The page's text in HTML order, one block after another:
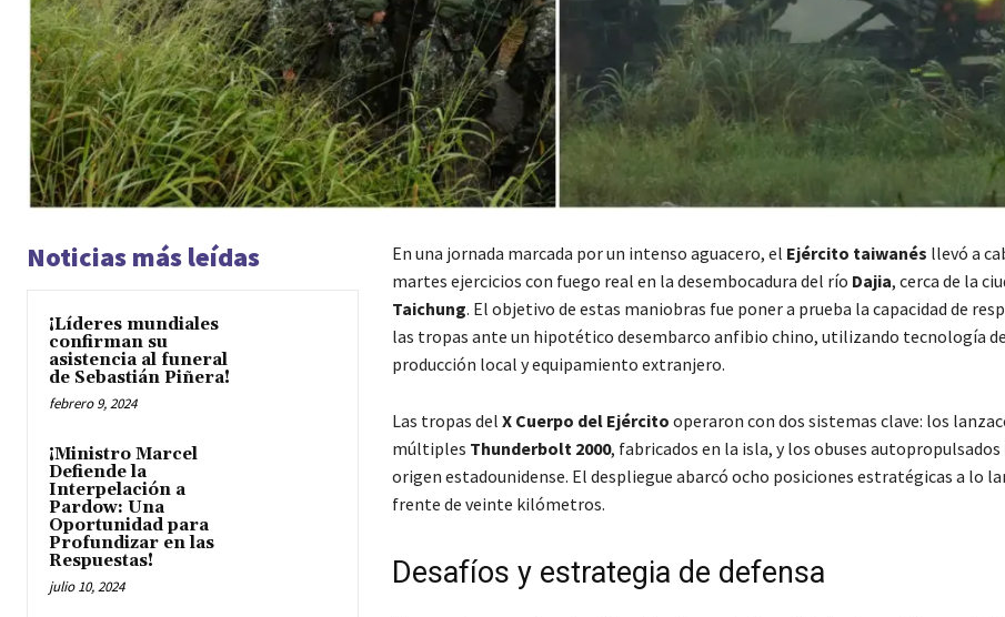
Noticias más leídas
¡Líderes mundiales
confirman su
asistencia al funeral
de Sebastián Piñera!
febrero 9, 2024
¡Ministro Marcel
Defiende la
Interpelación a
Pardow: Una
Oportunidad para
Profundizar en las
Respuestas!
julio 10, 2024
En una jornada marcada por un intenso aguacero, el Ejército taiwanés llevó a
martes ejercicios con fuego real en la desembocadura del río Dajia, cerca de la
Taichung. El objetivo de estas maniobras fue poner a prueba la capacidad de
las tropas ante un hipotético desembarco anfibio chino, utilizando tecnología de
producción local y equipamiento extranjero.
Las tropas del X Cuerpo del Ejército operaron con dos sistemas clave: los
múltiples Thunderbolt 2000, fabricados en la isla, y los obuses autopropulsados
origen estadounidense. El despliegue abarcó ocho posiciones estratégicas a lo
frente de veinte kilómetros.
Desafíos y estrategia de defensa